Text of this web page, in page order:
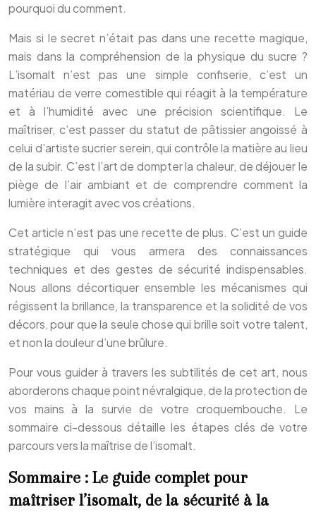
pourquoi du comment.
Mais si le secret n’était pas dans une recette magique,
mais dans la compréhension de la physique du sucre ?
L’isomalt n’est pas une simple confiserie, c’est un
matériau de verre comestible qui réagit à la température
et à l’humidité avec une précision scientifique. Le
maîtriser, c’est passer du statut de pâtissier angoissé à
celui d’artiste sucrier serein, qui contrôle la matière au lieu
de la subir. C’est l’art de dompter la chaleur, de déjouer le
piège de l’air ambiant et de comprendre comment la
lumière interagit avec vos créations.
Cet article n’est pas une recette de plus. C’est un guide
stratégique qui vous armera des connaissances
techniques et des gestes de sécurité indispensables.
Nous allons décortiquer ensemble les mécanismes qui
régissent la brillance, la transparence et la solidité de vos
décors, pour que la seule chose qui brille soit votre talent,
et non la douleur d’une brûlure.
Pour vous guider à travers les subtilités de cet art, nous
aborderons chaque point névralgique, de la protection de
vos mains à la survie de votre croquembouche. Le
sommaire ci-dessous détaille les étapes clés de votre
parcours vers la maîtrise de l’isomalt.
Sommaire : Le guide complet pour
maîtriser l’isomalt, de la sécurité à la